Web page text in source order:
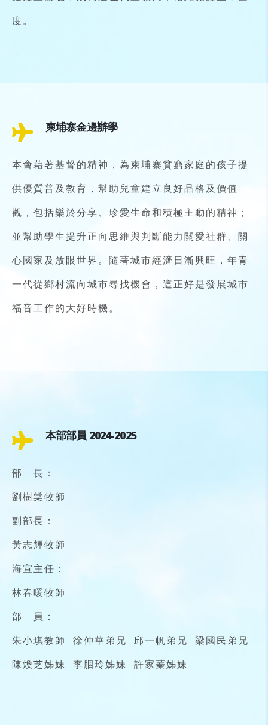
度。
柬埔寨金邊辦學
本會藉著基督的精神，為柬埔寨貧窮家庭的孩子提
供優質普及教育，幫助兒童建立良好品格及價值
觀，包括樂於分享、珍愛生命和積極主動的精神；
並幫助學生提升正向思維與判斷能力關愛社群、關
心國家及放眼世界。隨著城市經濟日漸興旺，年青
一代從鄉村流向城市尋找機會，這正好是發展城市
福音工作的大好時機。
本部部員 2024-2025
部 長：
劉樹棠牧師
副部長：
黃志輝牧師
海宣主任：
林春暖牧師
部 員：
朱小琪教師 徐仲華弟兄 邱一帆弟兄 梁國民弟兄
陳煥芝姊妹 李胭玲姊妹 許家蓁姊妹